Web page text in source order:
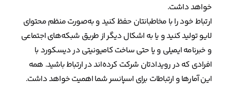
خواهد داشت.
ارتباط خود را با مخاطبانتان حفظ کنید و به‌صورت منظم محتوای
لایو تولید کنید و یا به اشکال دیگر از طریق شبکه‌های اجتماعی
و خبرنامه ایمیلی و یا حتی ساخت کامیونیتی در دیسکورد با
افرادی که در رویدادتان شرکت کرده‌اند در ارتباط باشید. همه
این آمارها و ارتباطات برای اسپانسر شما اهمیت خواهد داشت.